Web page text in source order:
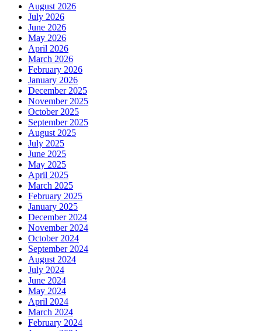
August 2026
July 2026
June 2026
May 2026
April 2026
March 2026
February 2026
January 2026
December 2025
November 2025
October 2025
September 2025
August 2025
July 2025
June 2025
May 2025
April 2025
March 2025
February 2025
January 2025
December 2024
November 2024
October 2024
September 2024
August 2024
July 2024
June 2024
May 2024
April 2024
March 2024
February 2024